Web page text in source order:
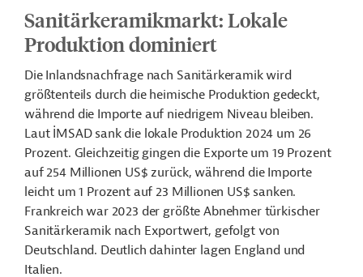
Sanitärkeramikmarkt: Lokale
Produktion dominiert
Die Inlandsnachfrage nach Sanitärkeramik wird
größtenteils durch die heimische Produktion gedeckt,
während die Importe auf niedrigem Niveau bleiben.
Laut İMSAD sank die lokale Produktion 2024 um 26
Prozent. Gleichzeitig gingen die Exporte um 19 Prozent
auf 254 Millionen US$ zurück, während die Importe
leicht um 1 Prozent auf 23 Millionen US$ sanken.
Frankreich war 2023 der größte Abnehmer türkischer
Sanitärkeramik nach Exportwert, gefolgt von
Deutschland. Deutlich dahinter lagen England und
Italien.